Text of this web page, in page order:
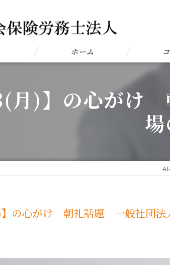
ホーム
月)】の心がけ
の心がけ 朝礼話題 一般社団法